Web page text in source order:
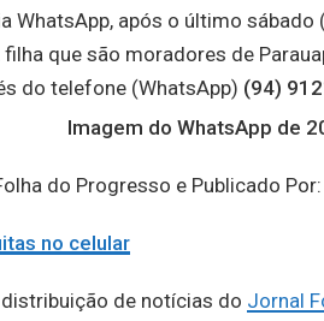
WhatsApp, após o último
que são moradores de
do telefone (WhatsApp) (94)
do Progresso e Publicado
no celular
de notícias do Jornal